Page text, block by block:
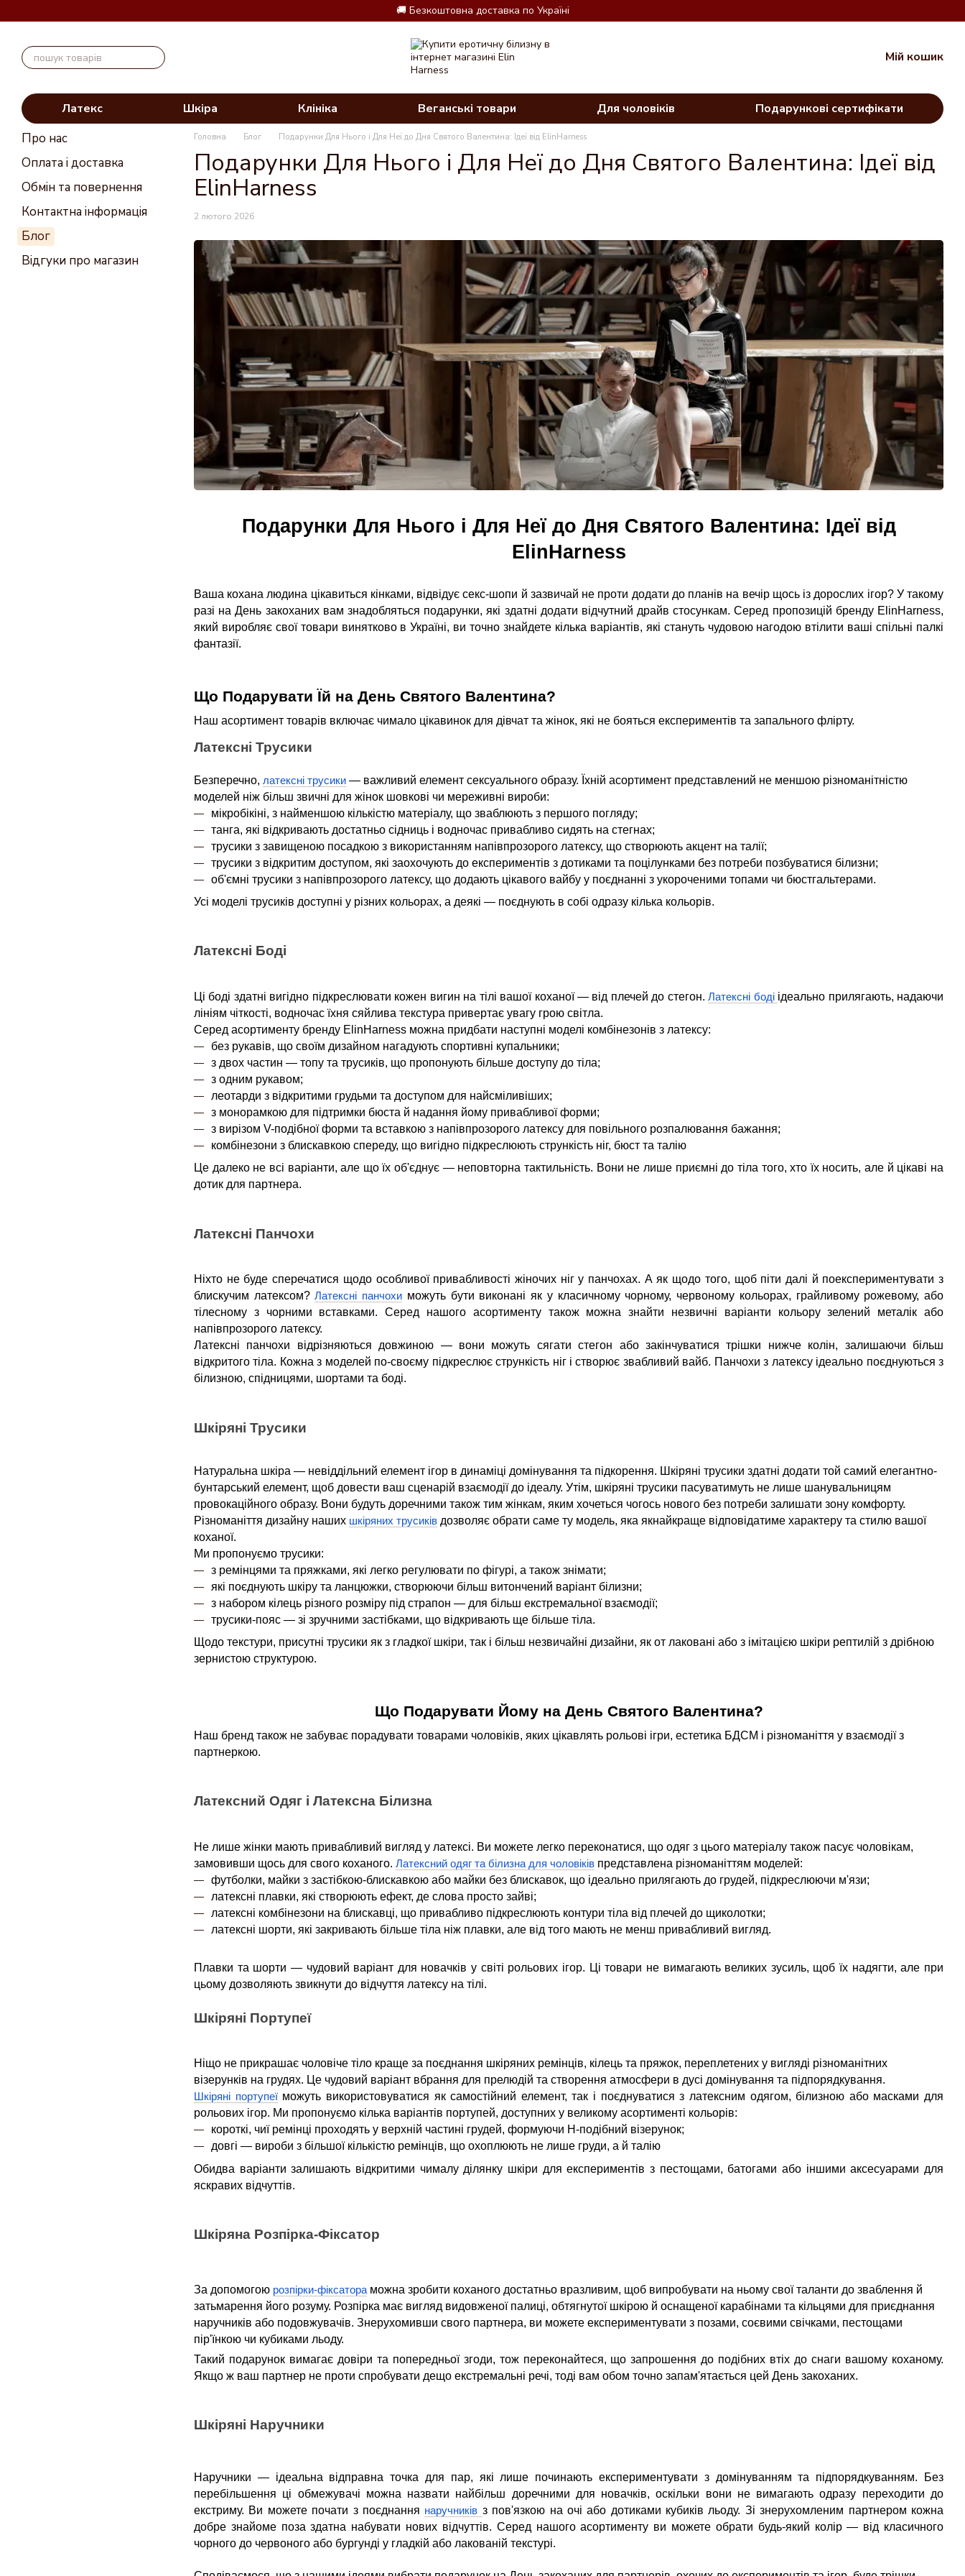
🚚 Безкоштовна доставка по Україні
Мій кошик
Латекс Шкіра Клініка Веганські товари Для чоловіків Подарункові сертифікати
Головна Блог Подарунки Для Нього і Для Неї до Дня Святого Валентина: Ідеї від ElinHarness
Подарунки Для Нього і Для Неї до Дня Святого Валентина: Ідеї від
ElinHarness
2 лютого 2026
Подарунки Для Нього і Для Неї до Дня Святого Валентина: Ідеї від
ElinHarness
Ваша кохана людина цікавиться кінками, відвідує секс-шопи й зазвичай не проти додати до планів на вечір щось із дорослих ігор? У такому
разі на День закоханих вам знадобляться подарунки, які здатні додати відчутний драйв стосункам. Серед пропозицій бренду ElinHarness,
який виробляє свої товари винятково в Україні, ви точно знайдете кілька варіантів, які стануть чудовою нагодою втілити ваші спільні палкі
фантазії.
Що Подарувати Їй на День Святого Валентина?
Наш асортимент товарів включає чимало цікавинок для дівчат та жінок, які не бояться експериментів та запального флірту.
Латексні Трусики
Безперечно, латексні трусики — важливий елемент сексуального образу. Їхній асортимент представлений не меншою різноманітністю
моделей ніж більш звичні для жінок шовкові чи мереживні вироби:
мікробікіні, з найменшою кількістю матеріалу, що зваблюють з першого погляду;
танга, які відкривають достатньо сідниць і водночас привабливо сидять на стегнах;
трусики з завищеною посадкою з використанням напівпрозорого латексу, що створюють акцент на талії;
трусики з відкритим доступом, які заохочують до експериментів з дотиками та поцілунками без потреби позбуватися білизни;
об'ємні трусики з напівпрозорого латексу, що додають цікавого вайбу у поєднанні з укороченими топами чи бюстгальтерами.
Усі моделі трусиків доступні у різних кольорах, а деякі — поєднують в собі одразу кілька кольорів.
Латексні Боді
Ці боді здатні вигідно підкреслювати кожен вигин на тілі вашої коханої — від плечей до стегон.Латексні боді ідеально прилягають, надаючи
лініям чіткості, водночас їхня сяйлива текстура привертає увагу грою світла.
Серед асортименту бренду ElinHarness можна придбати наступні моделі комбінезонів з латексу:
без рукавів, що своїм дизайном нагадують спортивні купальники;
з двох частин — топу та трусиків, що пропонують більше доступу до тіла;
з одним рукавом;
леотарди з відкритими грудьми та доступом для найсміливіших;
з монорамкою для підтримки бюста й надання йому привабливої форми;
з вирізом V-подібної форми та вставкою з напівпрозорого латексу для повільного розпалювання бажання;
комбінезони з блискавкою спереду, що вигідно підкреслюють стрункість ніг, бюст та талію
Це далеко не всі варіанти, але що їх об'єднує — неповторна тактильність. Вони не лише приємні до тіла того, хто їх носить, але й цікаві на
дотик для партнера.
Латексні Панчохи
Ніхто не буде сперечатися щодо особливої привабливості жіночих ніг у панчохах. А як щодо того, щоб піти далі й поекспериментувати з
блискучим латексом?Латексні панчохи можуть бути виконані як у класичному чорному, червоному кольорах, грайливому рожевому, або
тілесному з чорними вставками. Серед нашого асортименту також можна знайти незвичні варіанти кольору зелений металік або
напівпрозорого латексу.
Латексні панчохи відрізняються довжиною — вони можуть сягати стегон або закінчуватися трішки нижче колін, залишаючи більш
відкритого тіла. Кожна з моделей по-своєму підкреслює стрункість ніг і створює звабливий вайб. Панчохи з латексу ідеально поєднуються з
білизною, спідницями, шортами та боді.
Шкіряні Трусики
Натуральна шкіра — невіддільний елемент ігор в динаміці домінування та підкорення. Шкіряні трусики здатні додати той самий елегантно-
бунтарський елемент, щоб довести ваш сценарій взаємодії до ідеалу. Утім, шкіряні трусики пасуватимуть не лише шанувальницям
провокаційного образу. Вони будуть доречними також тим жінкам, яким хочеться чогось нового без потреби залишати зону комфорту.
Різноманіття дизайну наших шкіряних трусиків дозволяє обрати саме ту модель, яка якнайкраще відповідатиме характеру та стилю вашої
коханої.
Ми пропонуємо трусики:
з ремінцями та пряжками, які легко регулювати по фігурі, а також знімати;
які поєднують шкіру та ланцюжки, створюючи більш витончений варіант білизни;
з набором кілець різного розміру під страпон — для більш екстремальної взаємодії;
трусики-пояс — зі зручними застібками, що відкривають ще більше тіла.
Щодо текстури, присутні трусики як з гладкої шкіри, так і більш незвичайні дизайни, як от лаковані або з імітацією шкіри рептилій з дрібною
зернистою структурою.
Що Подарувати Йому на День Святого Валентина?
Наш бренд також не забуває порадувати товарами чоловіків, яких цікавлять рольові ігри, естетика БДСМ і різноманіття у взаємодії з
партнеркою.
Латексний Одяг і Латексна Білизна
Не лише жінки мають привабливий вигляд у латексі. Ви можете легко переконатися, що одяг з цього матеріалу також пасує чоловікам,
замовивши щось для свого коханого. Латексний одяг та білизна для чоловіків представлена різноманіттям моделей:
футболки, майки з застібкою-блискавкою або майки без блискавок, що ідеально прилягають до грудей, підкреслюючи м'язи;
латексні плавки, які створюють ефект, де слова просто зайві;
латексні комбінезони на блискавці, що привабливо підкреслюють контури тіла від плечей до щиколотки;
латексні шорти, які закривають більше тіла ніж плавки, але від того мають не менш привабливий вигляд.
Плавки та шорти — чудовий варіант для новачків у світі рольових ігор. Ці товари не вимагають великих зусиль, щоб їх надягти, але при
цьому дозволяють звикнути до відчуття латексу на тілі.
Шкіряні Портупеї
Ніщо не прикрашає чоловіче тіло краще за поєднання шкіряних ремінців, кілець та пряжок, переплетених у вигляді різноманітних
візерунків на грудях. Це чудовий варіант вбрання для прелюдій та створення атмосфери в дусі домінування та підпорядкування.
Шкіряні портупеїможуть використовуватися як самостійний елемент, так і поєднуватися з латексним одягом, білизною або масками для
рольових ігор. Ми пропонуємо кілька варіантів портупей, доступних у великому асортименті кольорів:
короткі, чиї ремінці проходять у верхній частині грудей, формуючи H-подібний візерунок;
довгі — вироби з більшої кількістю ремінців, що охоплюють не лише груди, а й талію
Обидва варіанти залишають відкритими чималу ділянку шкіри для експериментів з пестощами, батогами або іншими аксесуарами для
яскравих відчуттів.
Шкіряна Розпірка-Фіксатор
За допомогою розпірки-фіксатора можна зробити коханого достатньо вразливим, щоб випробувати на ньому свої таланти до зваблення й
затьмарення його розуму. Розпірка має вигляд видовженої палиці, обтягнутої шкірою й оснащеної карабінами та кільцями для приєднання
наручників або подовжувачів. Знерухомивши свого партнера, ви можете експериментувати з позами, соєвими свічками, пестощами
пір'їнкою чи кубиками льоду.
Такий подарунок вимагає довіри та попередньої згоди, тож переконайтеся, що запрошення до подібних втіх до снаги вашому коханому.
Якщо ж ваш партнер не проти спробувати дещо екстремальні речі, тоді вам обом точно запам'ятається цей День закоханих.
Шкіряні Наручники
Наручники — ідеальна відправна точка для пар, які лише починають експериментувати з домінуванням та підпорядкуванням. Без
перебільшення ці обмежувачі можна назвати найбільш доречними для новачків, оскільки вони не вимагають одразу переходити до
екстриму. Ви можете почати з поєднання наручників з пов'язкою на очі або дотиками кубиків льоду. Зі знерухомленим партнером кожна
добре знайоме поза здатна набувати нових відчуттів. Серед нашого асортименту ви можете обрати будь-який колір — від класичного
чорного до червоного або бургунді у гладкій або лакованій текстурі.
Про нас
Оплата і доставка
Обмін та повернення
Контактна інформація
Блог
Відгуки про магазин